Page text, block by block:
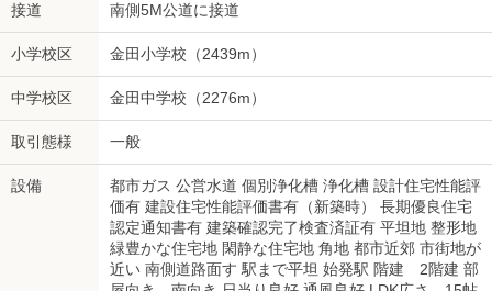
接道 南側5M公道に接道
小学校区 金田小学校（2439m）
中学校区 金田中学校（2276m）
取引態様 一般
設備
都市ガス 公営水道 個別浄化槽 浄化槽 設計住宅性能評
価有 建設住宅性能評価書有（新築時） 長期優良住宅
認定通知書有 建築確認完了検査済証有 平坦地 整形地
緑豊かな住宅地 閑静な住宅地 角地 都市近郊 市街地が
近い 南側道路面す 駅まで平坦 始発駅 階建 2階建 部